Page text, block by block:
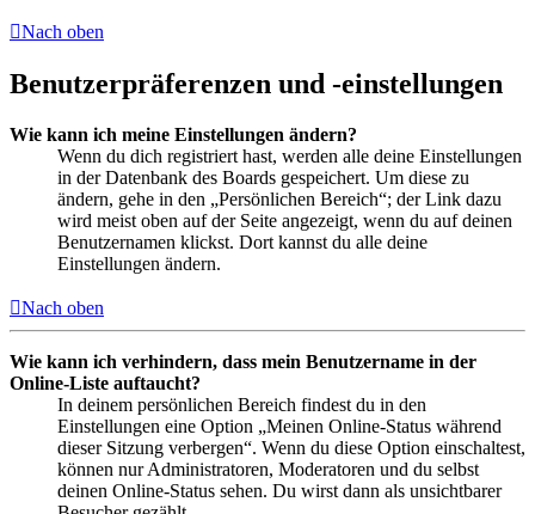
Nach oben
Benutzerpräferenzen und -einstellungen
Wie kann ich meine Einstellungen ändern?
Wenn du dich registriert hast, werden alle deine Einstellungen
in der Datenbank des Boards gespeichert. Um diese zu
ändern, gehe in den „Persönlichen Bereich“; der Link dazu
wird meist oben auf der Seite angezeigt, wenn du auf deinen
Benutzernamen klickst. Dort kannst du alle deine
Einstellungen ändern.
Nach oben
Wie kann ich verhindern, dass mein Benutzername in der
Online-Liste auftaucht?
In deinem persönlichen Bereich findest du in den
Einstellungen eine Option „Meinen Online-Status während
dieser Sitzung verbergen“. Wenn du diese Option einschaltest,
können nur Administratoren, Moderatoren und du selbst
deinen Online-Status sehen. Du wirst dann als unsichtbarer